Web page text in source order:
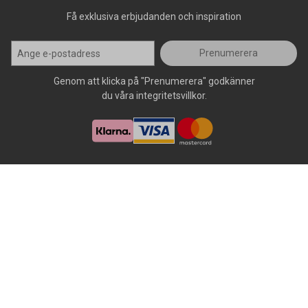
Få exklusiva erbjudanden och inspiration
Prenumerera
Genom att klicka på "Prenumerera" godkänner
du våra integritetsvillkor.